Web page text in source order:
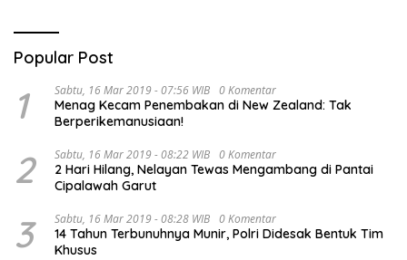
Popular Post
1 Sabtu, 16 Mar 2019 - 07:56 WIB 0 Komentar
Menag Kecam Penembakan di New Zealand: Tak
Berperikemanusiaan!
2 Sabtu, 16 Mar 2019 - 08:22 WIB 0 Komentar
2 Hari Hilang, Nelayan Tewas Mengambang di Pantai
Cipalawah Garut
3 Sabtu, 16 Mar 2019 - 08:28 WIB 0 Komentar
14 Tahun Terbunuhnya Munir, Polri Didesak Bentuk Tim
Khusus